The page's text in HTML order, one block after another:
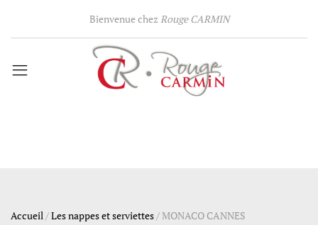
Bienvenue chez Rouge CARMIN
Accueil/Les nappes et serviettes/MONACO CANNES